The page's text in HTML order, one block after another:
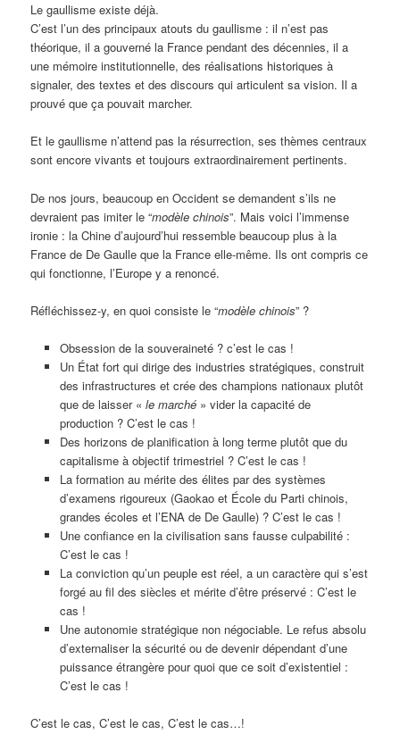
Le gaullisme existe déjà.
C’est l’un des principaux atouts du gaullisme : il n’est pas
théorique, il a gouverné la France pendant des décennies, il a
une mémoire institutionnelle, des réalisations historiques à
signaler, des textes et des discours qui articulent sa vision. Il a
prouvé que ça pouvait marcher.
Et le gaullisme n’attend pas la résurrection, ses thèmes centraux
sont encore vivants et toujours extraordinairement pertinents.
De nos jours, beaucoup en Occident se demandent s’ils ne
devraient pas imiter le “modèle chinois”. Mais voici l’immense
ironie : la Chine d’aujourd’hui ressemble beaucoup plus à la
France de De Gaulle que la France elle-même. Ils ont compris ce
qui fonctionne, l’Europe y a renoncé.
Réfléchissez-y, en quoi consiste le “modèle chinois” ?
Obsession de la souveraineté ? c’est le cas !
Un État fort qui dirige des industries stratégiques, construit
des infrastructures et crée des champions nationaux plutôt
que de laisser « le marché» vider la capacité de
production ? C’est le cas !
Des horizons de planification à long terme plutôt que du
capitalisme à objectif trimestriel ? C’est le cas !
La formation au mérite des élites par des systèmes
d’examens rigoureux (Gaokao et École du Parti chinois,
grandes écoles et l’ENA de De Gaulle) ? C’est le cas !
Une confiance en la civilisation sans fausse culpabilité :
C’est le cas !
La conviction qu’un peuple est réel, a un caractère qui s’est
forgé au fil des siècles et mérite d’être préservé : C’est le
cas !
Une autonomie stratégique non négociable. Le refus absolu
d’externaliser la sécurité ou de devenir dépendant d’une
puissance étrangère pour quoi que ce soit d’existentiel :
C’est le cas !
C’est le cas, C’est le cas, C’est le cas…!